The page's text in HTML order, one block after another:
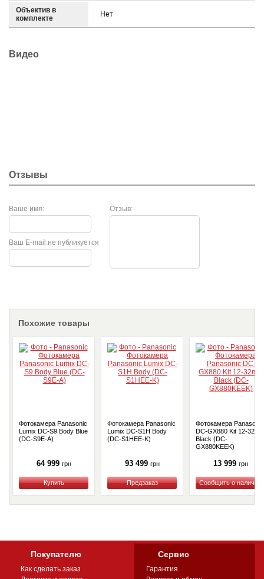
Объектив в
комплекте
Нет
Видео
Отзывы
Ваше имя: Отзыв:
не публикуется
Ваш E-mail:
Похожие товары
Фотокамера Panasonic
Lumix DC-S9 Body Blue
(DC-S9E-A)
64 999 грн
Купить
Фотокамера Panasonic
Lumix DC-S1H Body
(DC-S1HEE-K)
93 499 грн
Купить
Фотокамера Panasonic
DC-GX880 Kit 12-
Black (DC-
GX880KEEK)
13 999 грн
Купить
Покупателю
Как сделать заказ
Сервис
Гарантия